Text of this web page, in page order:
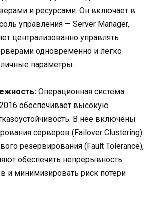
и ресурсами. Он включает в
управления — Server Manager,
централизованно управлять
одновременно и легко
параметры.
Операционная система
обеспечивает высокую
В нее включены
серверов (Failover Clustering)
резервирования (Fault Tolerance),
обеспечить непрерывность
и минимизировать риск потери